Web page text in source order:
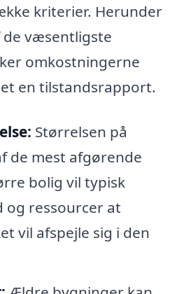
kriterier. Herunder
de væsentligste
omkostningerne
en tilstandsrapport.
Størrelsen på
de mest afgørende
bolig vil typisk
ressourcer at
vil afspejle sig i den